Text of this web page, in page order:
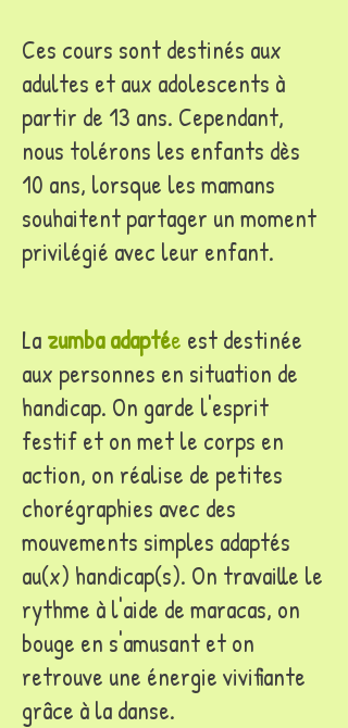
Ces cours sont destinés aux
adultes et aux adolescents à
partir de 13 ans. Cependant,
nous tolérons les enfants dès
10 ans, lorsque les mamans
souhaitent partager un moment
privilégié avec leur enfant.
Lazumba adaptée est destinée
aux personnes en situation de
handicap. On garde l'esprit
festif et on met le corps en
action, on réalise de petites
chorégraphies avec des
mouvements simples adaptés
au(x) handicap(s). On travaille le
rythme à l'aide de maracas, on
bouge en s'amusant et on
retrouve une énergie vivifiante
grâce à la danse.